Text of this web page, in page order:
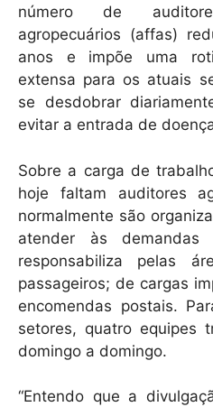
número de
agropecuários (affas)
anos e impõe uma
extensa para os atuais
se desdobrar
evitar a entrada de
Sobre a carga de
hoje faltam auditores
normalmente são
atender às
responsabiliza pelas
passageiros; de cargas
encomendas postais.
setores, quatro equipes
domingo a domingo.
“Entendo que a